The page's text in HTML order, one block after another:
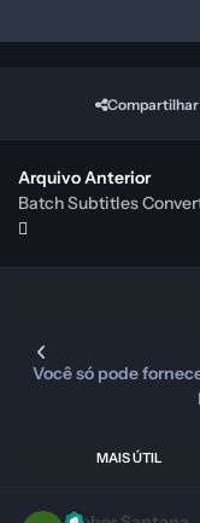
Compartilhar
Arquivo Anterior
Você só pode
MAIS ÚTIL